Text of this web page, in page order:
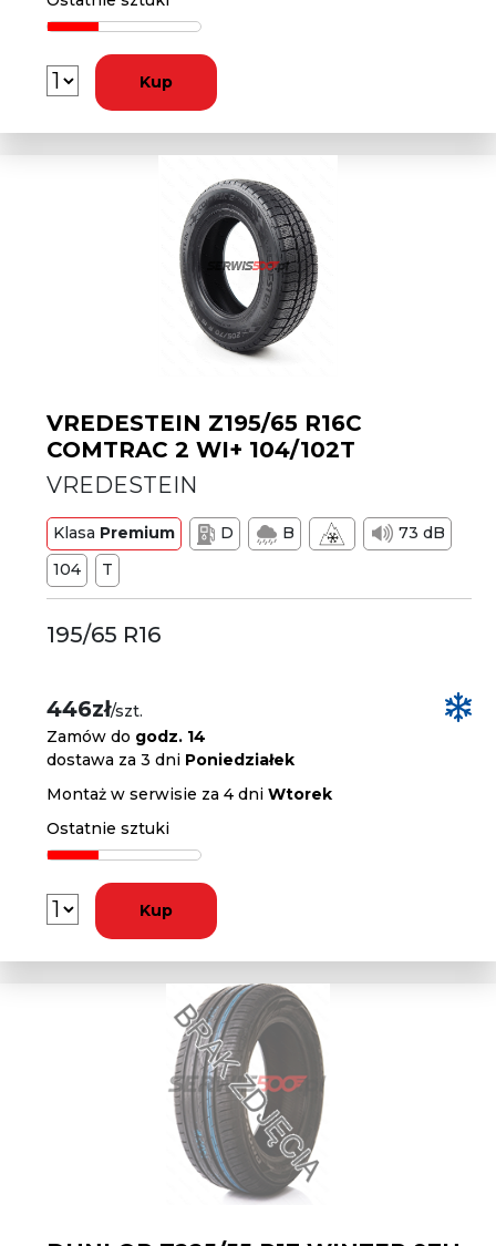
Kup
VREDESTEIN Z195/65 R16C
COMTRAC 2 WI+ 104/102T
VREDESTEIN
Klasa Premium D B
73 dB
104
T
195/65 R16
446zł/szt.
Zamów do godz. 14
dostawa za 3 dni Poniedziałek
Montaż w serwisie za 4 dniWtorek
Ostatnie sztuki
Kup